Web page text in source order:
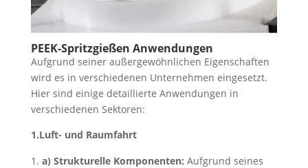
PEEK-Spritzgießen Anwendungen
Aufgrund seiner außergewöhnlichen Eigenschaften
wird es in verschiedenen Unternehmen eingesetzt.
Hier sind einige detaillierte Anwendungen in
verschiedenen Sektoren:
1.Luft- und Raumfahrt
a) Strukturelle Komponenten: Aufgrund seines